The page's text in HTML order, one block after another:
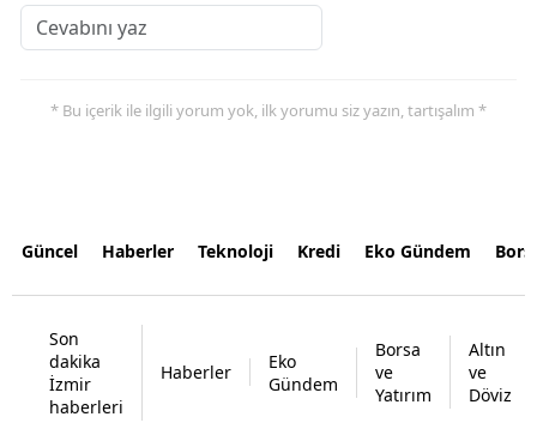
* Bu içerik ile ilgili yorum yok, ilk yorumu siz yazın, tartışalım *
Güncel Haberler Teknoloji Kredi Eko Gündem
Son
dakika
İzmir
haberleri
Haberler
Eko
Gündem
Borsa
ve
Yatırım
Altın
ve
Döviz